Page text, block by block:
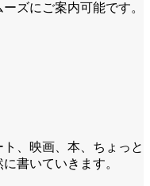
ズにご案内可能です。
、映画、本、ちょっと
書いていきます。